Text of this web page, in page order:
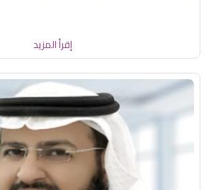
إقرأ المزيد